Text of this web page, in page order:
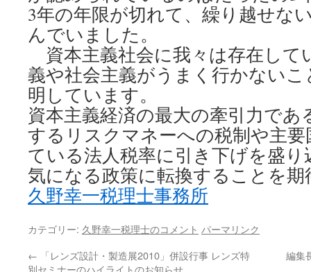
3年の年限が切れて、繰り越せな
んでいました。
資本主義社会に我々は存在して
義や社会主義がうまく行かない
明しています。
資本主義経済の最大の牽引力であ
するリスクマネーへの税制や主
ている法人税率に引き下げを盛
気になる政策に転換することを
久野幸一税理士事務所
カテゴリー: 久野幸一税理士のコメント パーマリンク
← 「レンズ設計・製造展2010」併設行事 レンズ特
別セミナーのハイライトのお知らせ
編集